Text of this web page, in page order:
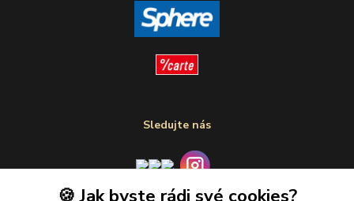
Sledujte nás
🍪 Jak byste rádi své cookies?